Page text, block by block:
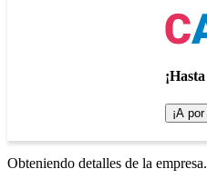
¡A
Obteniendo detalles de la